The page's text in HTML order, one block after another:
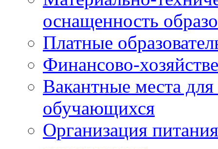
оснащенность
Платные
Финансово-
Вакантные места
обучающихся
Организация